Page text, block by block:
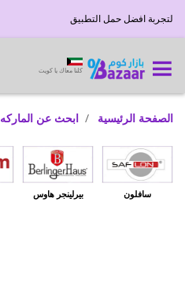
لتجربة افضل حمل التطبيق
كلنا معاك يا كويت
الصفحة الرئيسية ابحث عن الماركه
سافلون بيرلينجر هاوس